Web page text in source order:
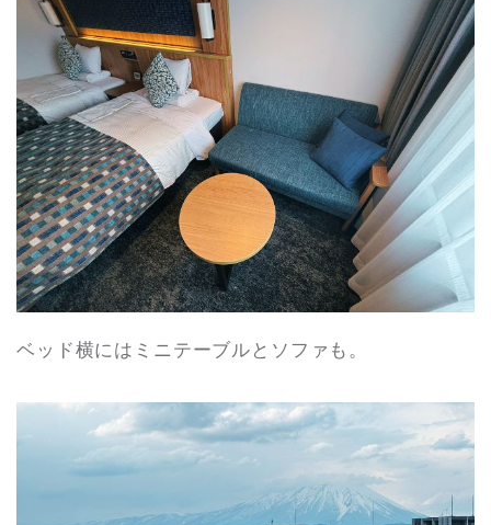
ベッド横にはミニテーブルとソファも。